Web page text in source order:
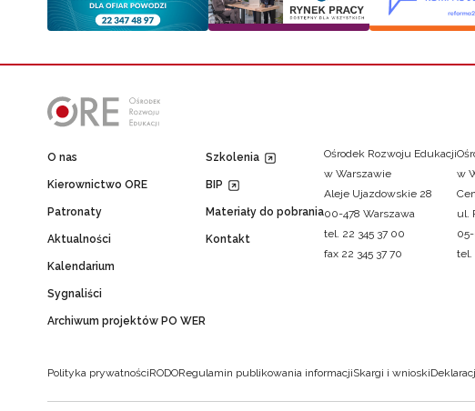
O nas
Kierownictwo ORE
Patronaty
Aktualności
Kalendarium
Sygnaliści
Archiwum projektów PO WER
Szkolenia
BIP
Materiały do pobrania
Kontakt
Ośrodek Rozwoju Edukacji
w Warszawie
Aleje Ujazdowskie 28
00-478 Warszawa
tel. 22 345 37 00
fax 22 345 37 70
w
ul.
tel.
Polityka prywatnościRODORegulamin publikowania informacjiSkargi i wnioski